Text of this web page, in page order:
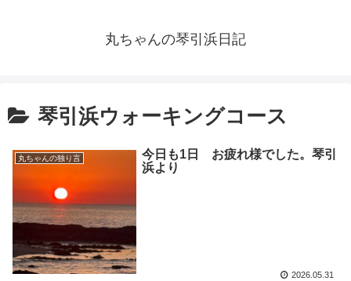
丸ちゃんの琴引浜日記
琴引浜ウォーキングコース
丸ちゃんの独り言
今日も1日 お疲れ様でした。琴引
浜より
2026.05.31